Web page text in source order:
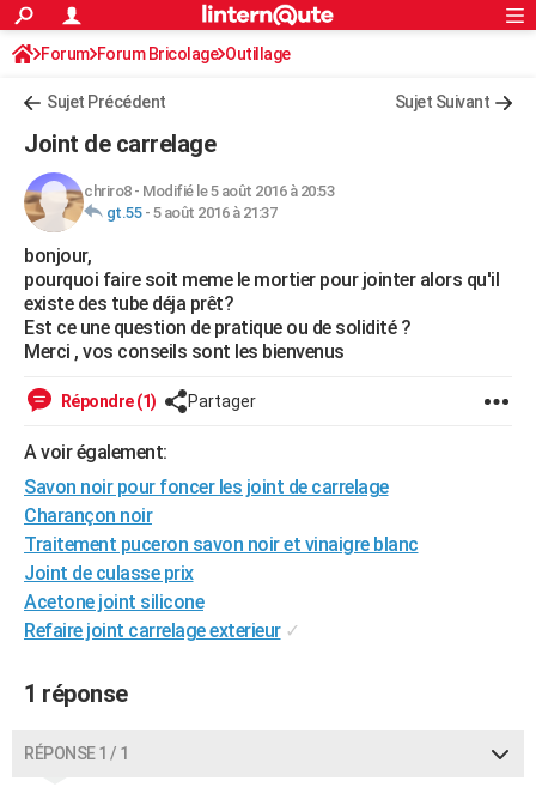
ACTUALITÉS
Politique
Société
Faits Divers
Education
Monde
Villes
+
FINANCE
Retraite
Impôts
Epargne
Immobilier
Risques naturels par ville
Banque
Assurance
Crédit
AUTO
Essais
Réserver un essai
Citadines
Berlines
SUV
Forum auto
+HIGH-TECH
Mobiles
Meilleur smartphone
Internet
Ordinateurs
Jeux vidéo
Guide high-tech
+BRICOLAGE
Forum
Aménagement intérieur
Extérieur
Cuisine
Salle de bains
Jardinage
Rangement
Guides de France
Escapades
Patrimoine
Expositions
Musées
Week-end nature
Art de vivre
Bien-être
Loisirs
Mode
Modes de vie
Alimentation
Guide de la santé
Maladies
Médicaments
Sommeil
VOYAGE
Voyage nature
Voyage de noces
PHOTO
GUIDES D'ACHAT
CARTE DE VOEUX
Carte de Noël
Carte Bonne année
Carte Saint-Valentin
Carte Pâques
Carte d'anniversaire
DICTIONNAIRE
S'inscrire
Connexion
Forum Forum Bricolage Outillage
Sujet Précédent Sujet Suivant
Joint de carrelage
chriro8- Modifié le 5 août 2016 à 20:53
gt.55- 5 août 2016 à 21:37
bonjour,
pourquoi faire soit meme le mortier pour jointer alors qu'il
existe des tube déja prêt?
Est ce une question de pratique ou de solidité ?
Merci , vos conseils sont les bienvenus
Répondre (1) Partager
A voir également:
Savon noir pour foncer les joint de carrelage
Charançon noir
Traitement puceron savon noir et vinaigre blanc
Joint de culasse prix
Acetone joint silicone
Refaire joint carrelage exterieur ✓
1 réponse
RÉPONSE 1 / 1